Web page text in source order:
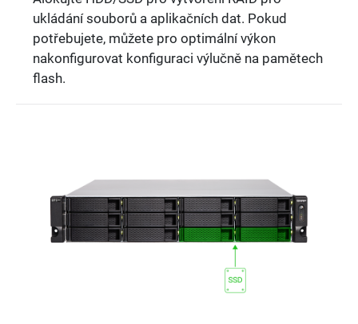
ukládání souborů a aplikačních dat. Pokud
potřebujete, můžete pro optimální výkon
nakonfigurovat konfiguraci výlučně na pamětech
flash.